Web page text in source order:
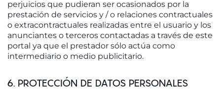
perjuicios que pudieran ser ocasionados por la
prestación de servicios y / o relaciones contractuales
o extracontractuales realizadas entre el usuario y los
anunciantes o terceros contactadas a través de este
portal ya que el prestador sólo actúa como
intermediario o medio publicitario.
6. PROTECCIÓN DE DATOS PERSONALES